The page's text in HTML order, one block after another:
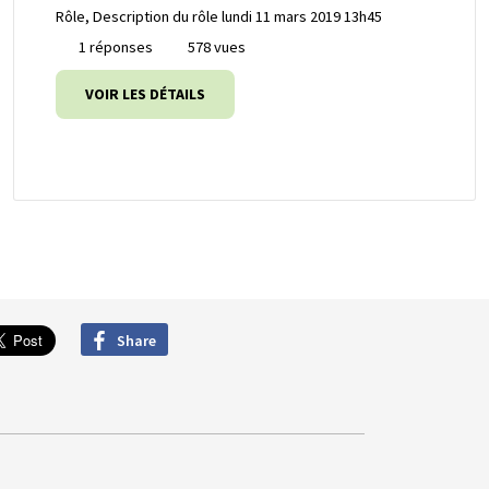
Rôle, Description du rôle lundi 11 mars 2019 13h45
1 réponses
578 vues
VOIR LES DÉTAILS
Share